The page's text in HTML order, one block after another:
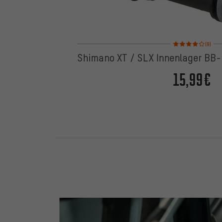
Bewertungen: 4
(9)
Shimano XT / SLX Innenlager
15,99€